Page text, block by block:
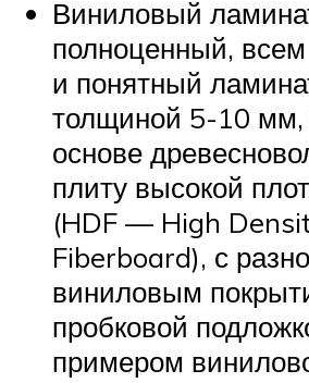
Виниловый
полноценный,
и понятный
толщиной 5-10
основе
плиту высокой
(HDF — High
Fiberboard), с
виниловым
пробковой
примером